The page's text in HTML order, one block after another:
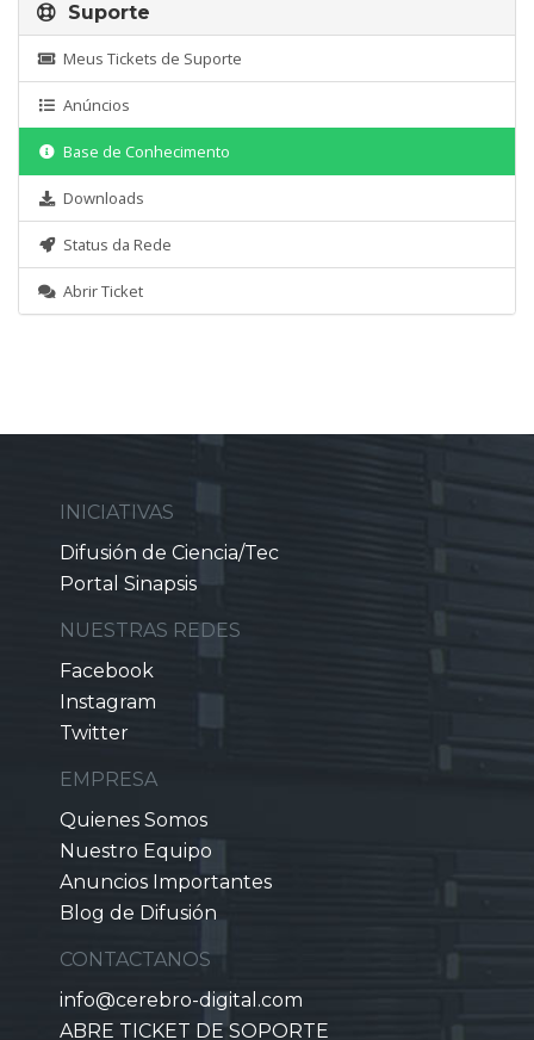
Suporte
Meus Tickets de Suporte
Anúncios
Base de Conhecimento
Downloads
Status da Rede
Abrir Ticket
INICIATIVAS
Difusión de Ciencia/Tec
Portal Sinapsis
NUESTRAS REDES
Facebook
Instagram
Twitter
EMPRESA
Quienes Somos
Nuestro Equipo
Anuncios Importantes
Blog de Difusión
CONTACTANOS
info@cerebro-digital.com
ABRE TICKET DE SOPORTE